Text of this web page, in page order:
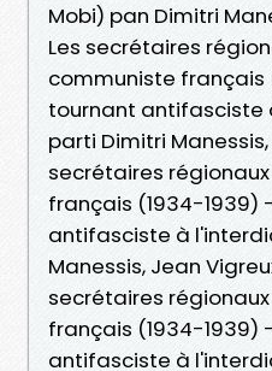
Mobi) pan Dimitri
Les secrétaires
communiste français
tournant antifasciste
parti Dimitri Manessis,
secrétaires
français (1934-1939)
antifasciste à
Manessis, Jean
secrétaires
français (1934-1939)
antifasciste à